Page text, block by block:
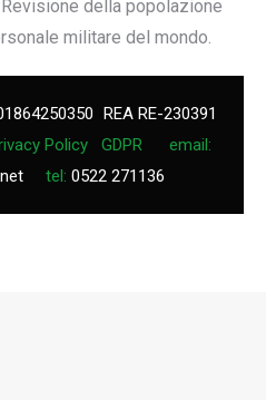
della popolazione
militare del mondo.
REA RE-230391
Policy GDPR
email:
tel: 0522 271136